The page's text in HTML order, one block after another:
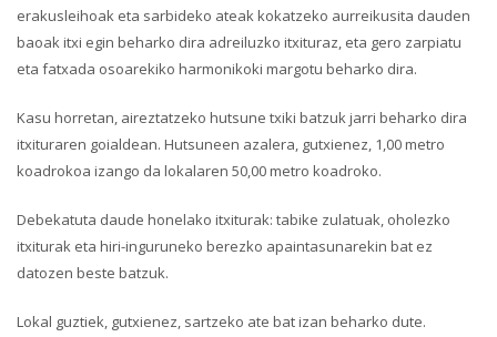
erakusleihoak eta sarbideko ateak kokatzeko aurreikusita dauden
baoak itxi egin beharko dira adreiluzko itxituraz, eta gero zarpiatu
eta fatxada osoarekiko harmonikoki margotu beharko dira.
Kasu horretan, aireztatzeko hutsune txiki batzuk jarri beharko dira
itxituraren goialdean. Hutsuneen azalera, gutxienez, 1,00 metro
koadrokoa izango da lokalaren 50,00 metro koadroko.
Debekatuta daude honelako itxiturak: tabike zulatuak, oholezko
itxiturak eta hiri-inguruneko berezko apaintasunarekin bat ez
datozen beste batzuk.
Lokal guztiek, gutxienez, sartzeko ate bat izan beharko dute.